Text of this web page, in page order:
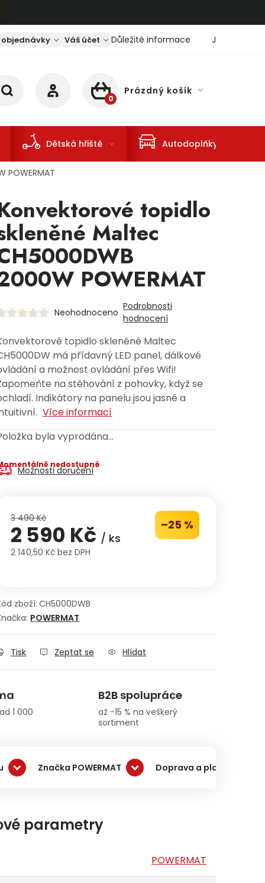
Váš účet Důležité informace Jaký je
NÁKUPNÍ KOŠÍK
Prázdný košík
Dětská hřiště Autodoplňky
topidlo
Maltec
POWERMAT
Neohodnoceno
Podrobnosti
hodnocení
topidlo skleněné Maltec
má přídavný LED panel, dálkové
a možnost ovládání přes Wifi!
na stěhování z pohovky, když se
Indikátory na panelu jsou jasné a
Více informací
byla vyprodána…
nedostupné
Možnosti doručení
3 490 Kč –25 %
2 590 Kč / ks
2 140,50 Kč bez DPH
zboží: CH5000DWB
POWERMAT
Tisk Zeptat se Hlídat
1 000
B2B spolupráce
až -15 % na veškerý
sortiment
Značka POWERMAT Doprava a platba
parametry
POWERMAT